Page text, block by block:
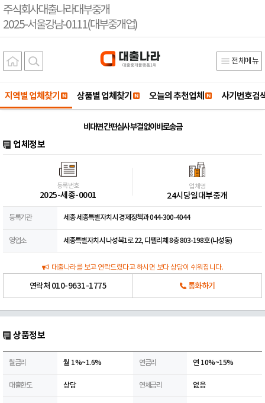
주식회사대출나라대부중개
2025-서울강남-0111(대부중개업)
전체메뉴
지역별 업체찾기 상품별 업체찾기 오늘의 추천업체 사기번호검
비대면 간편심사 부결없이바로송금
업체정보
등록번호
2025-세종-0001
업체명
24시당일대부중개
등록기관 세종 세종특별자치시 경제정책과 044-300-4044
영업소 세종특별자치시 나성북1로 22, 디펠리체 8층 803-198호 (나성동)
대출나라를 보고 연락드렸다고 하시면 보다 상담이 쉬워집니다.
연락처 010-9631-1775 통화하기
상품정보
월금리 월 1%~1.6% 연금리 연 10%~15%
대출한도 상담 연체금리 없음